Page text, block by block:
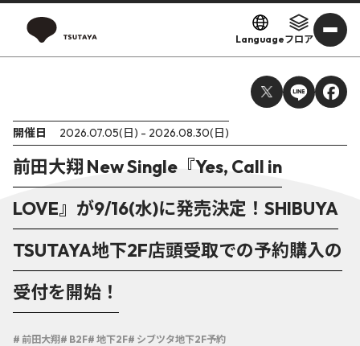
Languageフロア
開催日 2026.07.05(日) - 2026.08.30(日)
前田大翔 New Single『Yes, Call in
LOVE』が9/16(水)に発売決定！SHIBUYA
TSUTAYA地下2F店頭受取での予約購入の
受付を開始！
# 前田大翔 # B2F# 地下2F# シブツタ地下2F予約